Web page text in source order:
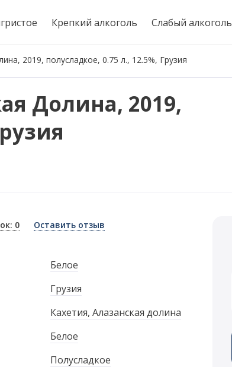
Крепкий алкоголь Слабый алкоголь
2019, полусладкое, 0.75 л., 12.5%, Грузия
Долина, 2019,
0 Оставить отзыв
Белое
Грузия
Кахетия, Алазанская долина
Белое
Полусладкое